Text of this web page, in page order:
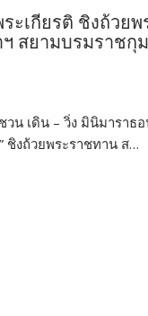
ะเกียรติ ชิงถ้วย
สยามบรมราชกุม
น เดิน – วิ่ง มินิมาราธอ
ชิงถ้วยพระราชทาน ส…